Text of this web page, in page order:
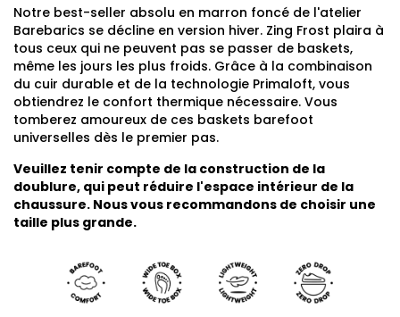
Notre best-seller absolu en marron foncé de l'atelier
Barebarics se décline en version hiver. Zing Frost plaira à
tous ceux qui ne peuvent pas se passer de baskets,
même les jours les plus froids. Grâce à la combinaison
du cuir durable et de la technologie Primaloft, vous
obtiendrez le confort thermique nécessaire. Vous
tomberez amoureux de ces baskets barefoot
universelles dès le premier pas.
Veuillez tenir compte de la construction de la
doublure, qui peut réduire l'espace intérieur de la
chaussure. Nous vous recommandons de choisir une
taille plus grande.